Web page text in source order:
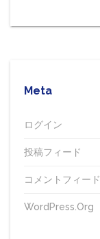
Meta
ログイン
投稿フィード
コメントフィード
WordPress.org